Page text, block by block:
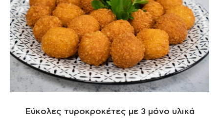
Εύκολες τυροκροκέτες με 3 μόνο υλικά